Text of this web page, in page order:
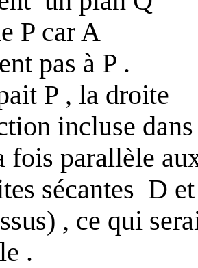
P car A
pas à P .
P , la droite
incluse dans
fois parallèle
sécantes D
, ce qui
.